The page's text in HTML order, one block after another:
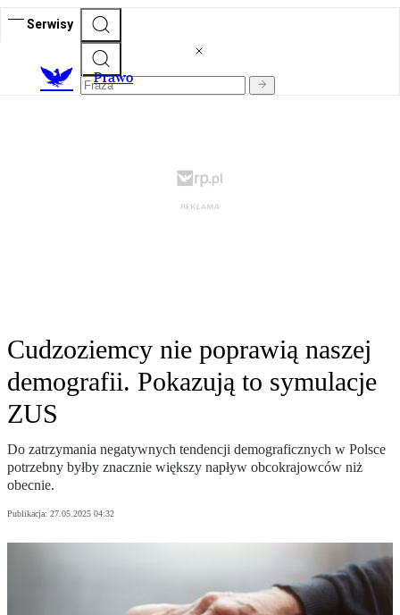
Serwisy
Prawo
Cudzoziemcy nie poprawią naszej
demografii. Pokazują to symulacje
ZUS
Do zatrzymania negatywnych tendencji demograficznych w Polsce
potrzebny byłby znacznie większy napływ obcokrajowców niż
obecnie.
Publikacja: 27.05.2025 04:32